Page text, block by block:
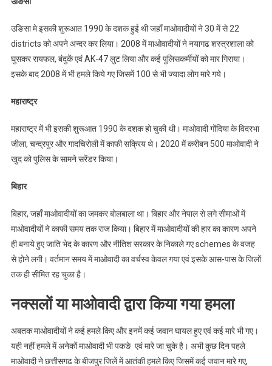
उङिसा मे इसकी शुरूआत 1990 के दशक हुई थी जहाँ माओवादीयों ने 30 में से 22
districts को अपने अन्दर कर लिया। 2008 में माओवादीयों ने नयागढ शस्त्रशाला को
घुसकर रायफल, बंदुकें एवं AK-47 लुट लिया और कई पुलिसकर्मीयों को मार गिराया।
इसके बाद 2008 में भी हमले किये गए जिसमें 100 से भी ज्यादा लोग मारे गये।
महाराष्ट्र
महाराष्ट्र में भी इसकी शुरूआत 1990 के दशक हो चुकी थी। माओवादी गोंदिया के विदरभा
जीला, चन्द्रपुर और गादचिरोली में काफी सक्रिय थे। 2020 में करीबन 500 माओवादी ने
खुद को पुलिस के सामने सरेंडर किया।
बिहार
बिहार, जहाँ माओवादीयों का जमकर बोलबाला था। बिहार और नेपाल से लगे सीमाओं में
माओवादीयों ने काफी समय तक राज किया। बिहार में माओवादीयों की हार का कारण अपने
ही बनाये हुए जाति भेद के कारण और नीतिश सरकार के निकाले गए schemes के वजह
से होने लगी। वर्तमान समय में माओवादी का वर्चस्व केवल गया एवं इसके आस-पास के जिलों
तक ही सीमित रह चुका है।
नक्सलों या माओवादी द्वारा किया गया हमला
अबतक माओवादीयों ने कई हमले किए और इनमें कई जवान घायल हुए एवं कई मारे भी गए।
यही नहीं हमले में अनेकों माओवादी भी पकङे एवं मारे जा चुके है। अभी कुछ दिन पहले
माओवादी ने छत्तीसगढ के बीजपुर जिलें में आतंकी हमले किए जिसमें कई जवान मारे गए,